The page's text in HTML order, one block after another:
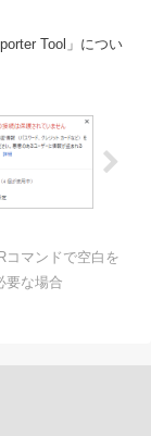
Tool」につい
コマンドで空白を
要な場合